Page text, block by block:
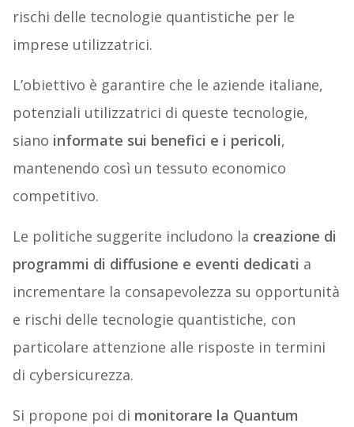
rischi delle tecnologie quantistiche per le
imprese utilizzatrici.
L’obiettivo è garantire che le aziende italiane,
potenziali utilizzatrici di queste tecnologie,
siano informate sui benefici e i pericoli,
mantenendo così un tessuto economico
competitivo.
Le politiche suggerite includono la creazione di
programmi di diffusione e eventi dedicati a
incrementare la consapevolezza su opportunità
e rischi delle tecnologie quantistiche, con
particolare attenzione alle risposte in termini
di cybersicurezza.
Si propone poi di monitorare la Quantum